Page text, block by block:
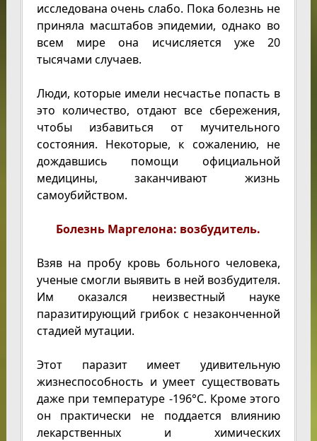
исследована очень слабо. Пока болезнь не
приняла масштабов эпидемии, однако во
всем мире она исчисляется уже 20
тысячами случаев.
Люди, которые имели несчастье попасть в
это количество, отдают все сбережения,
чтобы избавиться от мучительного
состояния. Некоторые, к сожалению, не
дождавшись помощи официальной
медицины, заканчивают жизнь
самоубийством.
Болезнь Маргелона: возбудитель.
Взяв на пробу кровь больного человека,
ученые смогли выявить в ней возбудителя.
Им оказался неизвестный науке
паразитирующий грибок с незаконченной
стадией мутации.
Этот паразит имеет удивительную
жизнеспособность и умеет существовать
даже при температуре -196°С. Кроме этого
он практически не поддается влиянию
лекарственных и химических